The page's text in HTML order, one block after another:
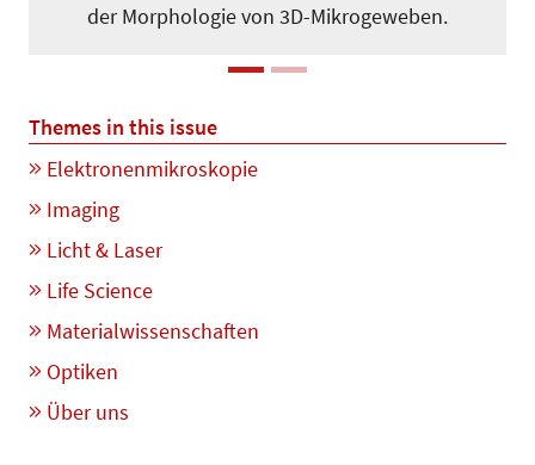
der Morpho­logie von 3D-Mikrogeweben.
Themes in this issue
Elektronenmikroskopie
Imaging
Licht & Laser
Life Science
Materialwissenschaften
Optiken
Über uns